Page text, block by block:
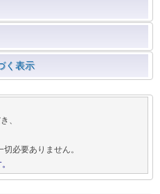
く表示
、
必要ありません。